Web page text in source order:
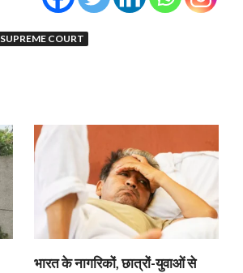
SUPREME COURT
भारत के नागरिकों, छात्रों-युवाओं से